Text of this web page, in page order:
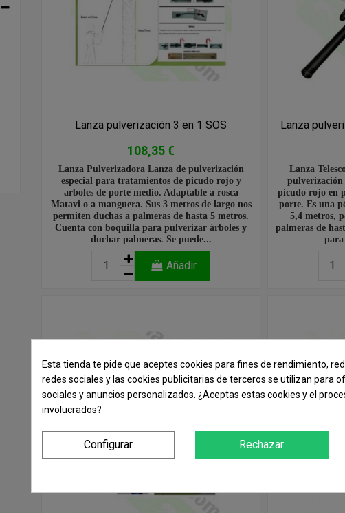
Lanza pulverización 3 en 1 SOS
108,35 €
Lanza Pulverizadora Lanza de pulverización
especial para tratamientos de picudo rojo y
arboles de porte medio. Adaptable a rosca
Matavi o a manguera. Sus 3 metros de largo nos
permiten duchas a palmeras de hasta 5 metros.
Cuenta con boquilla para pulverizar árboles y
duchar palmeras. Se puede...
Añadir
Lanza
Lanza
pulverización
picudo rojo en
porte. Es una
5,4 metros,
palmeras de
Esta tienda te pide que aceptes cookies para fines de rendimiento,
redes sociales y las cookies publicitarias de terceros se utilizan para
sociales y anuncios personalizados. ¿Aceptas estas cookies y el
involucrados?
Configurar Rechazar